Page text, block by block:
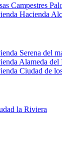
Campestres
Hacienda
Serena del
Alameda del
Ciudad de
la Riviera